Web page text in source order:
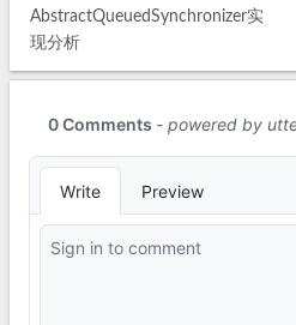
AbstractQueuedSynchronizer实
现分析